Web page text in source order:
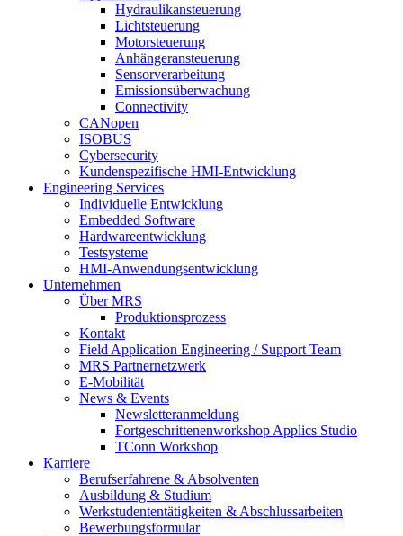
Hydraulikansteuerung
Lichtsteuerung
Motorsteuerung
Anhängeransteuerung
Sensorverarbeitung
Emissionsüberwachung
Connectivity
CANopen
ISOBUS
Cybersecurity
Kundenspezifische HMI-Entwicklung
Engineering Services
Individuelle Entwicklung
Embedded Software
Hardwareentwicklung
Testsysteme
HMI-Anwendungsentwicklung
Unternehmen
Über MRS
Produktionsprozess
Kontakt
Field Application Engineering / Support Team
MRS Partnernetzwerk
E-Mobilität
News & Events
Newsletteranmeldung
Fortgeschrittenenworkshop Applics Studio
TConn Workshop
Karriere
Berufserfahrene & Absolventen
Ausbildung & Studium
Werkstudententätigkeiten & Abschlussarbeiten
Bewerbungsformular